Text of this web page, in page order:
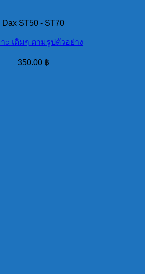
Dax ST50 - ST70
าะ เดิมๆ ตามรูปตัวอย่าง
350.00 ฿